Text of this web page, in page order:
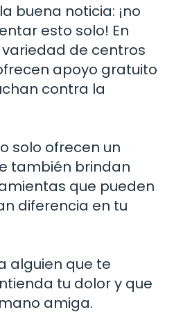
buena noticia: ¡no
esto solo! En
variedad de centros
apoyo gratuito
contra la
solo ofrecen un
también brindan
que pueden
diferencia en tu
alguien que te
tu dolor y que
amiga.